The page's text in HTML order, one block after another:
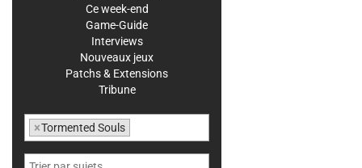
Ce week-end
Game-Guide
Interviews
Nouveaux jeux
Patchs & Extensions
Tribune
×Tormented Souls